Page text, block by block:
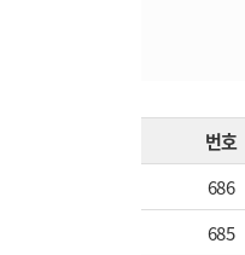
번호
686
685